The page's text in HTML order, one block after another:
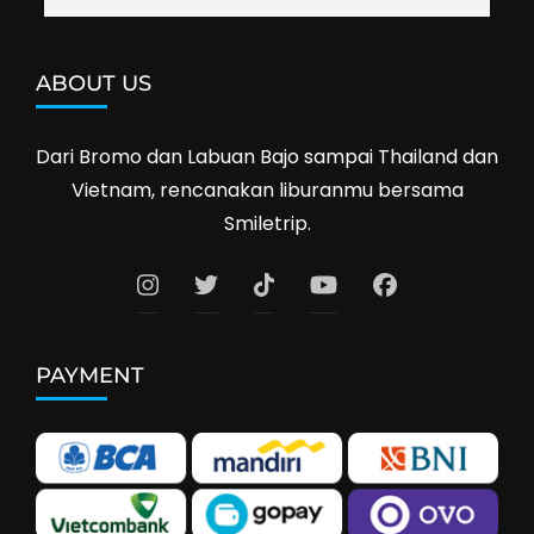
ABOUT US
Dari Bromo dan Labuan Bajo sampai Thailand dan
Vietnam, rencanakan liburanmu bersama
Smiletrip.
PAYMENT